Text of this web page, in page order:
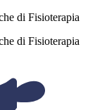
di Fisioterapia
di Fisioterapia